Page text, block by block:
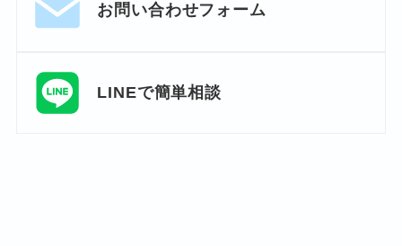
お問い合わせフォーム
LINEで簡単相談